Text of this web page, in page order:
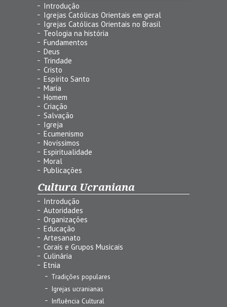
Introdução
Igrejas Católicas Orientais em geral
Igrejas Católicas Orientais no Brasil
Teologia na história
Fundamentos
Deus
Trindade
Cristo
Espírito Santo
Maria
Homem
Criação
Salvação
Igreja
Ecumenismo
Novíssimos
Espiritualidade
Moral
Publicações
Cultura Ucraniana
Introdução
Autoridades
Organizações
Educação
Artesanato
Corais e Grupos Musicais
Culinária
Etnia
Tradições populares
Igrejas ucranianas
Influência Cultural